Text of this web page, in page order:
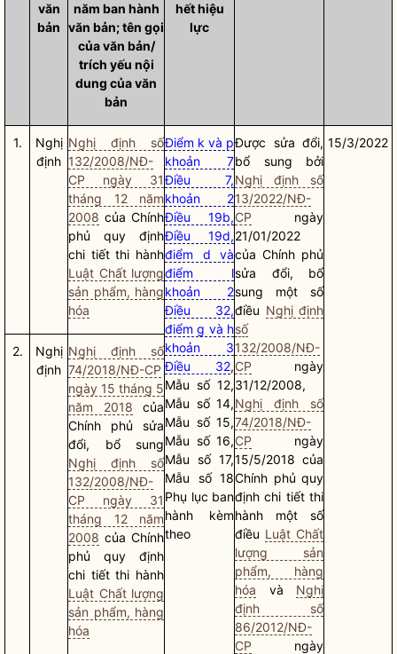
văn
bản
năm ban hành
văn bản; tên gọi
của văn bản/
trích yếu nội
dung của văn
bản
hết hiệu
lực
1.
Nghị
định
Nghị định số
132/2008/NĐ-
CP ngày 31
tháng 12 năm
2008 của Chính
phủ quy định
chi tiết thi hành
Luật Chất lượng
sản phẩm, hàng
hóa
Điểm k và p
khoản 7
Điều 7,
khoản 2
Điều 19b,
Điều 19d,
điểm d và
điểm l
khoản 2
Điều 32,
điểm g và h
khoản 3
Điều 32,
Mẫu số 12,
Mẫu số 14,
Mẫu số 15,
Mẫu số 16,
Mẫu số 17,
Mẫu số 18
Phụ lục ban
hành kèm
theo
Được sửa đổi,
bổ sung bởi
Nghị định số
13/2022/NĐ-
CP ngày
21/01/2022
của Chính phủ
sửa đổi, bổ
sung một số
điều Nghị định
số
132/2008/NĐ-
CP ngày
31/12/2008,
Nghị định số
74/2018/NĐ-
CP ngày
15/5/2018 của
Chính phủ quy
định chi tiết thi
hành một số
điều Luật Chất
lượng sản
phẩm, hàng
hóa và Nghị
định số
86/2012/NĐ-
CP ngày
15/3/2022
2.
Nghị
định
Nghị định số
74/2018/NĐ-CP
ngày 15 tháng 5
năm 2018 của
Chính phủ sửa
đổi, bổ sung
Nghị định số
132/2008/NĐ-
CP ngày 31
tháng 12 năm
2008 của Chính
phủ quy định
chi tiết thi hành
Luật Chất lượng
sản phẩm, hàng
hóa